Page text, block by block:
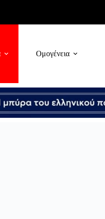
Ομογένεια